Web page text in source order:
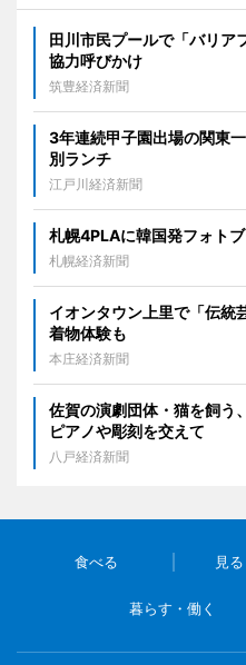
田川市民プールで「バリ
協力呼びかけ
筑豊経済新聞
3年連続甲子園出場の関東
別ランチ
江戸川経済新聞
札幌4PLAに韓国発フォト
札幌経済新聞
イオンタウン上里で「伝統
着物体験も
本庄経済新聞
佐賀の演劇団体・猫を飼う
ピアノや彫刻を交えて
八戸経済新聞
食べる 見
暮らす・働く